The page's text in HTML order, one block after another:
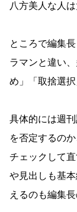
八方美人な人
ところで編集
ラマンと違い
め」「取捨選
具体的には週
を否定するの
チェックして
や見出しも基
えるのも編集長